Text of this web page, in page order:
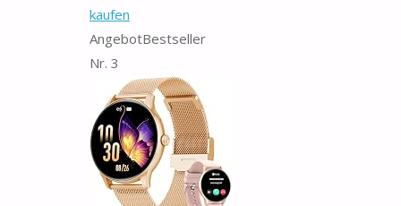
kaufen
AngebotBestseller
Nr. 3